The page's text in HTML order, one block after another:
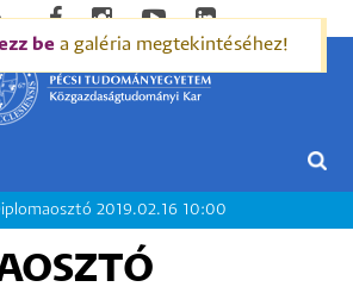
2019.02.16 10:00
be a galéria megtekintéséhez!